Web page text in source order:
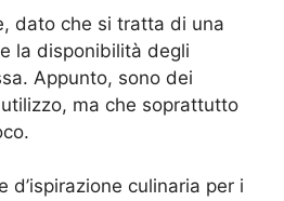
dato che si tratta di una
la disponibilità degli
Appunto, sono dei
ma che soprattutto
d’ispirazione culinaria per i